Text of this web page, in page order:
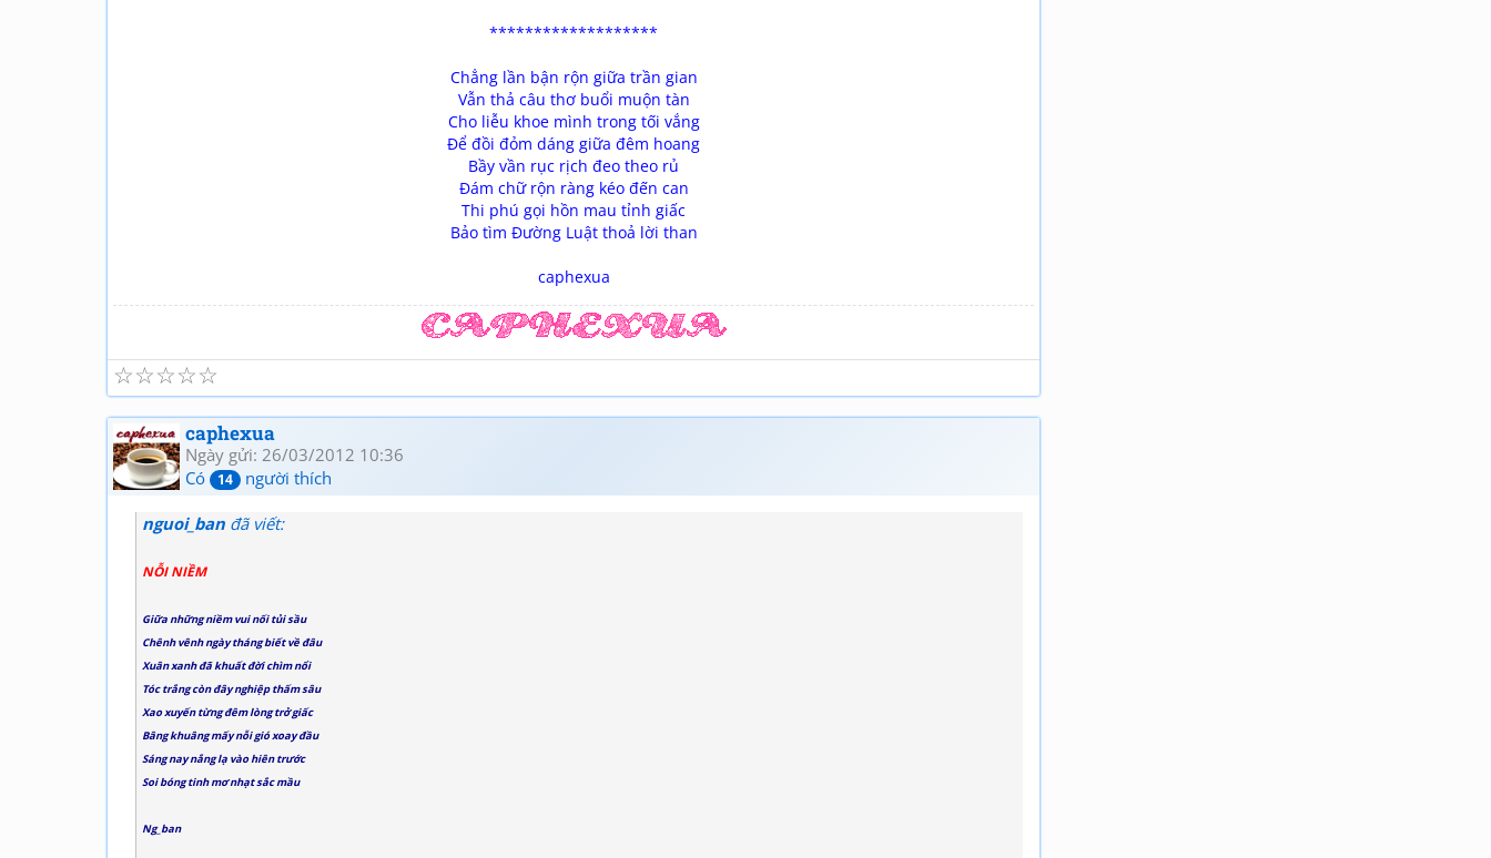
*******************
Chẳng lần bận rộn giữa trần gian
Vẫn thả câu thơ buổi muộn tàn
Cho liễu khoe mình trong tối vắng
Để đồi đỏm dáng giữa đêm hoang
Bầy vần rục rịch đeo theo rủ
Đám chữ rộn ràng kéo đến can
Thi phú gọi hồn mau tỉnh giấc
Bảo tìm Đường Luật thoả lời than
caphexua
☆
☆
☆
☆
☆
caphexua
Ngày gửi: 26/03/2012 10:36
Có
14 người thích
nguoi_ban đã viết:
NỖI NIỀM
Giữa những niềm vui nối tủi sầu
Chênh vênh ngày tháng biết về đâu
Xuân xanh đã khuất đời chìm nổi
Tóc trắng còn đây nghiệp thấm sâu
Xao xuyến từng đêm lòng trở giấc
Bâng khuâng mấy nỗi gió xoay đầu
Sáng nay nắng lạ vào hiên trước
Soi bóng tinh mơ nhạt sắc mầu
Ng_ban